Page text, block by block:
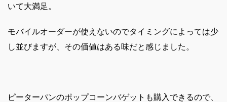
いて大満足。
モバイルオーダーが使えないのでタイミングによっては少
し並びますが、その価値はある味だと感じました。
ピーターパンのポップコーンバゲットも購入できるので、